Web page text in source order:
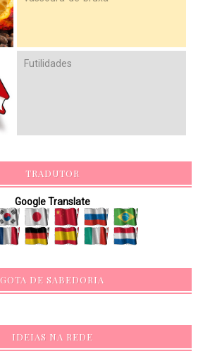
Futilidades
TRADUTOR
Google Translate
GOTA DE SABEDORIA
IDEIAS NA REDE